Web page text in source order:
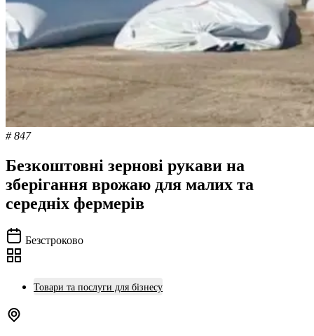
# 847
Безкоштовні зернові рукави на
зберігання врожаю для малих та
середніх фермерів
Безстроково
Товари та послуги для бізнесу